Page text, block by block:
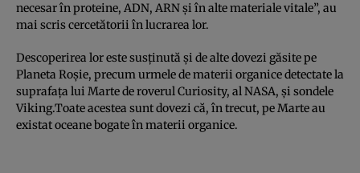
necesar în proteine, ADN, ARN şi în alte materiale vitale”, au
mai scris cercetătorii în lucrarea lor.
Descoperirea lor este susţinută şi de alte dovezi găsite pe
Planeta Roşie, precum urmele de materii organice detectate la
suprafaţa lui Marte de roverul Curiosity, al NASA, şi sondele
Viking.Toate acestea sunt dovezi că, în trecut, pe Marte au
existat oceane bogate în materii organice.